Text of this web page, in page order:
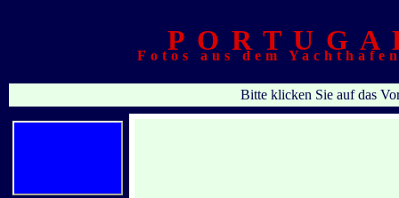
Fotos au s dem
Bitte klicken Sie auf das